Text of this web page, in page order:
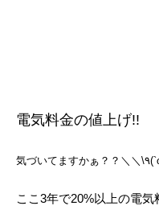
電気料金の値上げ!!
ここ3年で20%以上の電